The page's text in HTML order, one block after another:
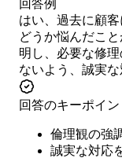
回答例
はい、過去に顧
どうか悩んだこ
明し、必要な修
ないよう、誠実な
回答のキーポイン
倫理観の強
誠実な対応